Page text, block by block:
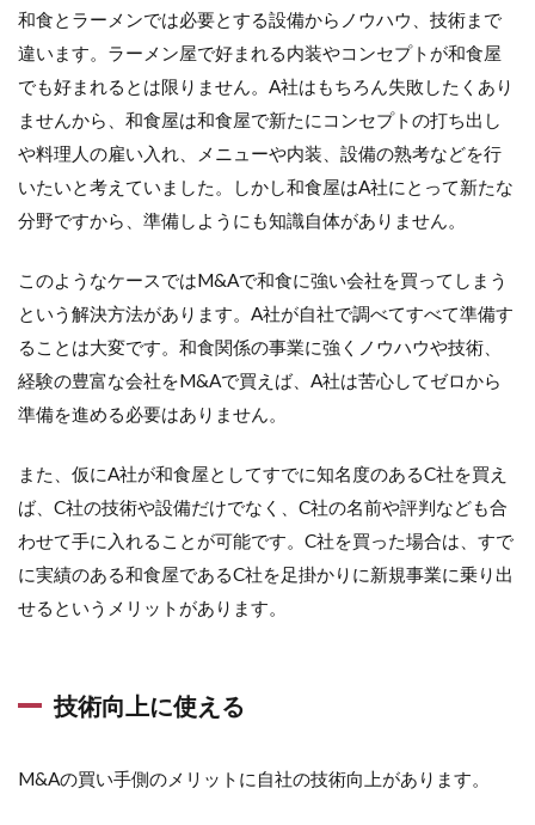
和食とラーメンでは必要とする設備からノウハウ、技術まで
違います。ラーメン屋で好まれる内装やコンセプトが和食屋
でも好まれるとは限りません。A社はもちろん失敗したくあり
ませんから、和食屋は和食屋で新たにコンセプトの打ち出し
や料理人の雇い入れ、メニューや内装、設備の熟考などを行
いたいと考えていました。しかし和食屋はA社にとって新たな
分野ですから、準備しようにも知識自体がありません。
このようなケースではM&Aで和食に強い会社を買ってしまう
という解決方法があります。A社が自社で調べてすべて準備す
ることは大変です。和食関係の事業に強くノウハウや技術、
経験の豊富な会社をM&Aで買えば、A社は苦心してゼロから
準備を進める必要はありません。
また、仮にA社が和食屋としてすでに知名度のあるC社を買え
ば、C社の技術や設備だけでなく、C社の名前や評判なども合
わせて手に入れることが可能です。C社を買った場合は、すで
に実績のある和食屋であるC社を足掛かりに新規事業に乗り出
せるというメリットがあります。
技術向上に使える
M&Aの買い手側のメリットに自社の技術向上があります。